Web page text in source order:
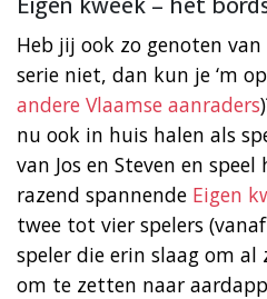
Heb jij ook zo genoten van
serie niet, dan kun je ‘m
andere Vlaamse aanraders
nu ook in huis halen als
van Jos en Steven en
razend spannende Eigen
twee tot vier spelers
speler die erin slaag om
om te zetten naar